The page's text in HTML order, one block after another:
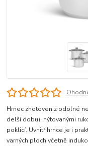
Hrnec zhotoven z odolné
delší dobu), nýtovanými
poklicí. Uvnitř hrnce je i
varných ploch včetně